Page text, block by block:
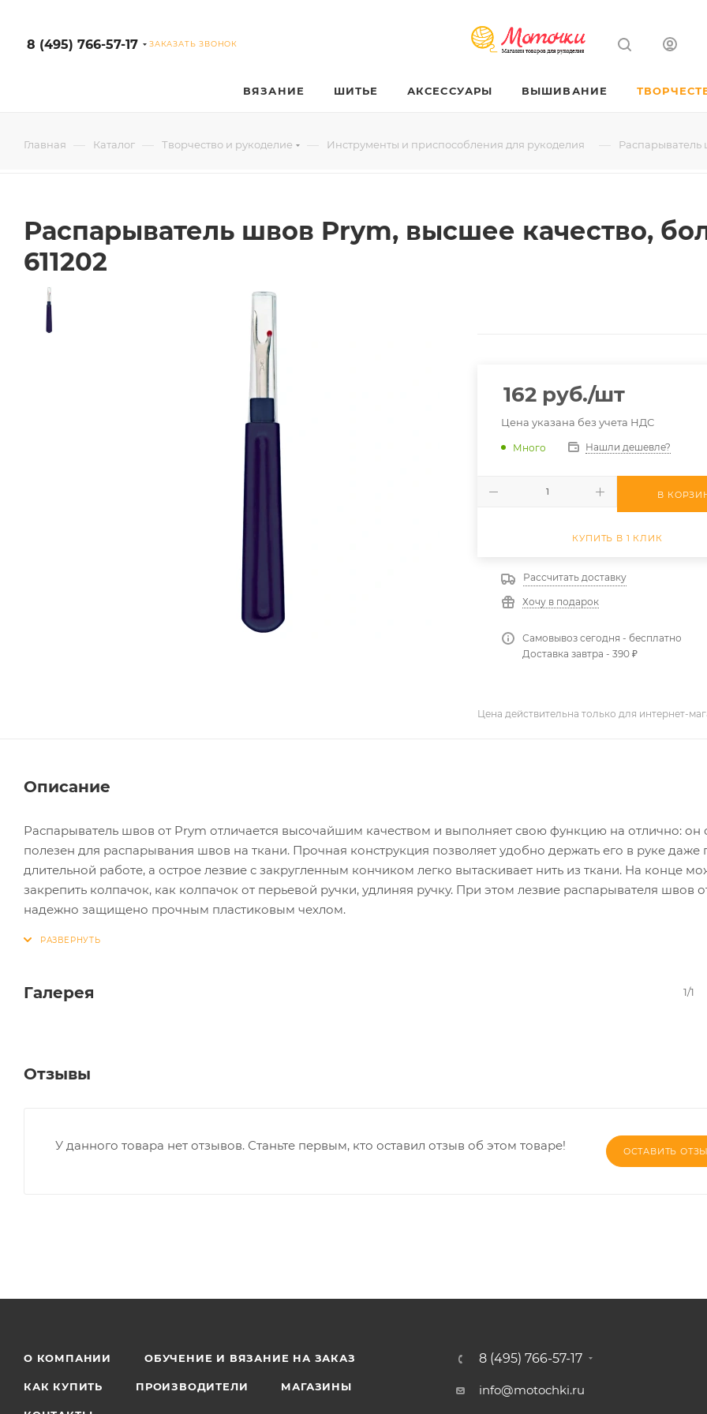
8 (495) 766-57-17 ЗАКАЗАТЬ ЗВОНОК
ВЯЗАНИЕ ШИТЬЕ АКСЕССУАРЫ ВЫШИВАНИЕ
Главная — Каталог — Творчество и рукоделие — Инструменты и приспособления для рукоделия — Распарыватель
Распарыватель швов Prym, высшее качество,
611202
162 руб./шт
Цена указана без учета НДС
Много Нашли дешевле?
В
КУПИТЬ В 1 КЛИК
Рассчитать доставку
Хочу в подарок
Самовывоз сегодня - бесплатно
Доставка завтра - 390 ₽
Цена действительна только для интернет-
Описание
Распарыватель швов от Prym отличается высочайшим качеством и выполняет свою функцию на отлично: он
полезен для распарывания швов на ткани. Прочная конструкция позволяет удобно держать его в руке даже
длительной работе, а острое лезвие с закругленным кончиком легко вытаскивает нить из ткани. На конце
закрепить колпачок, как колпачок от перьевой ручки, удлиняя ручку. При этом лезвие распарывателя швов
надежно защищено прочным пластиковым чехлом.
Галерея 1/1
Отзывы
ОСТАВИТЬ
У данного товара нет отзывов. Станьте первым, кто оставил отзыв об этом товаре!
О КОМПАНИИ ОБУЧЕНИЕ И ВЯЗАНИЕ НА ЗАКАЗ
КАК КУПИТЬ ПРОИЗВОДИТЕЛИ МАГАЗИНЫ
8 (495) 766-57-17
info@motochki.ru